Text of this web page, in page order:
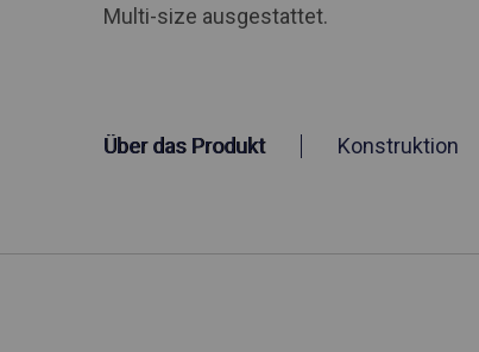
Multi-size ausgestattet.
Über das Produkt Konstruktion